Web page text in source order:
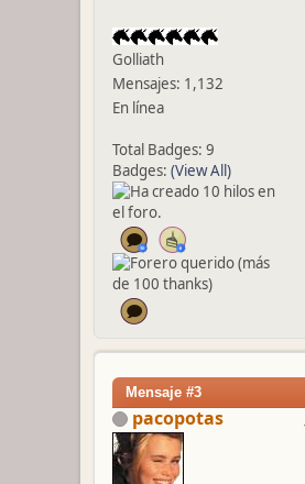
Golliath
Mensajes: 1,132
En línea
Total Badges: 9
Badges: (View All)
Mensaje #3
pacopotas